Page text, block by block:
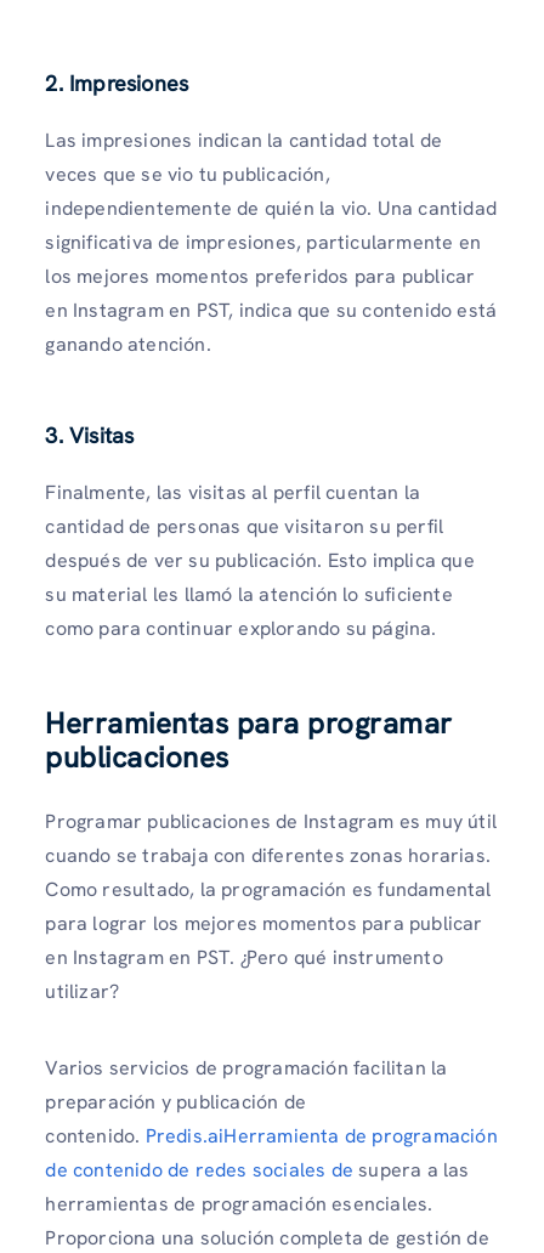
2. Impresiones
Las impresiones indican la cantidad total de
veces que se vio tu publicación,
independientemente de quién la vio. Una cantidad
significativa de impresiones, particularmente en
los mejores momentos preferidos para publicar
en Instagram en PST, indica que su contenido está
ganando atención.
3. Visitas
Finalmente, las visitas al perfil cuentan la
cantidad de personas que visitaron su perfil
después de ver su publicación. Esto implica que
su material les llamó la atención lo suficiente
como para continuar explorando su página.
Herramientas para programar
publicaciones
Programar publicaciones de Instagram es muy útil
cuando se trabaja con diferentes zonas horarias.
Como resultado, la programación es fundamental
para lograr los mejores momentos para publicar
en Instagram en PST. ¿Pero qué instrumento
utilizar?
Varios servicios de programación facilitan la
preparación y publicación de
contenido. Predis.aiHerramienta de programación
de contenido de redes sociales de supera a las
herramientas de programación esenciales.
Proporciona una solución completa de gestión de